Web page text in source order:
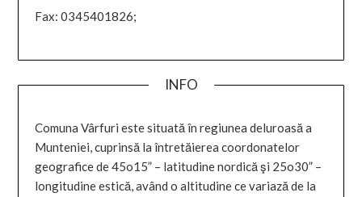
Fax: 0345401826;
INFO
Comuna Vârfuri este situată în regiunea deluroasă a
Munteniei, cuprinsă la întretăierea coordonatelor
geografice de 45o15” – latitudine nordică şi 25o30” –
longitudine estică, având o altitudine ce variază de la